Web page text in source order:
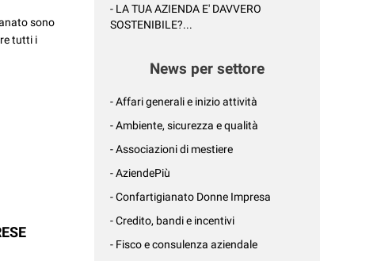
sono
tutti i
- LA TUA AZIENDA E' DAVVERO
SOSTENIBILE?...
News per settore
- Affari generali e inizio attività
- Ambiente, sicurezza e qualità
- Associazioni di mestiere
- AziendePiù
- Confartigianato Donne Impresa
- Credito, bandi e incentivi
- Fisco e consulenza aziendale